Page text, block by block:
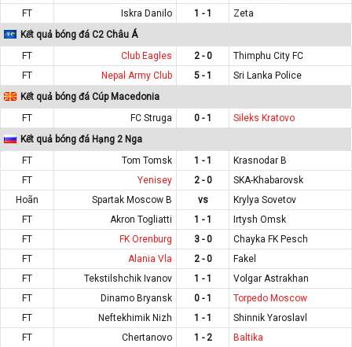
FT
Iskra Danilo 1 - 1
Zeta
Kết quả bóng đá C2 Châu Á
FT
Club Eagles 2 - 0
Thimphu City FC
FT
Nepal Army Club 5 - 1
Sri Lanka Police
Kết quả bóng đá Cúp Macedonia
FT
FC Struga 0 - 1
Sileks Kratovo
Kết quả bóng đá Hạng 2 Nga
FT
Tom Tomsk 1 - 1
Krasnodar B
FT
Yenisey 2 - 0
SKA-Khabarovsk
Hoãn
Spartak Moscow B vs
Krylya Sovetov
FT
Akron Togliatti 1 - 1
Irtysh Omsk
FT
FK Orenburg 3 - 0
Chayka FK Pesch
FT
Alania Vla 2 - 0
Fakel
FT
Tekstilshchik Ivanov 1 - 1
Volgar Astrakhan
FT
Dinamo Bryansk 0 - 1
Torpedo Moscow
FT
Neftekhimik Nizh 1 - 1
Shinnik Yaroslavl
FT
Chertanovo 1 - 2
Baltika